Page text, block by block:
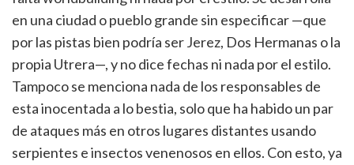
en una ciudad o pueblo grande sin especificar —que
por las pistas bien podría ser Jerez, Dos Hermanas o la
propia Utrera—, y no dice fechas ni nada por el estilo.
Tampoco se menciona nada de los responsables de
esta inocentada a lo bestia, solo que ha habido un par
de ataques más en otros lugares distantes usando
serpientes e insectos venenosos en ellos. Con esto, ya